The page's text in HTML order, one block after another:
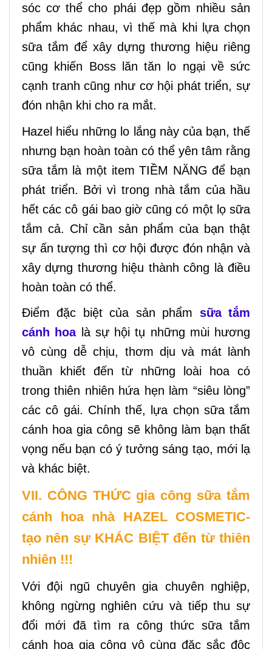
sóc cơ thể cho phái đẹp gồm nhiều sản
phẩm khác nhau, vì thế mà khi lựa chọn
sữa tắm để xây dựng thương hiệu riêng
cũng khiến Boss lăn tăn lo ngại về sức
cạnh tranh cũng như cơ hội phát triển, sự
đón nhận khi cho ra mắt.
Hazel hiểu những lo lắng này của bạn, thế
nhưng bạn hoàn toàn có thể yên tâm rằng
sữa tắm là một item TIỀM NĂNG để bạn
phát triển. Bởi vì trong nhà tắm của hầu
hết các cô gái bao giờ cũng có một lọ sữa
tắm cả. Chỉ cần sản phẩm của bạn thật
sự ấn tượng thì cơ hội được đón nhận và
xây dựng thương hiệu thành công là điều
hoàn toàn có thể.
Điểm đặc biệt của sản phẩm sữa tắm
cánh hoalà sự hội tụ những mùi hương
vô cùng dễ chịu, thơm dịu và mát lành
thuần khiết đến từ những loài hoa có
trong thiên nhiên hứa hẹn làm “siêu lòng”
các cô gái. Chính thế, lựa chọn sữa tắm
cánh hoa gia công sẽ không làm bạn thất
vọng nếu bạn có ý tưởng sáng tạo, mới lạ
và khác biệt.
VII. CÔNG THỨC gia công sữa tắm
cánh hoa nhà HAZEL COSMETIC-
tạo nên sự KHÁC BIỆT đến từ thiên
nhiên !!!
Với đội ngũ chuyên gia chuyên nghiệp,
không ngừng nghiên cứu và tiếp thu sự
đổi mới đã tìm ra công thức sữa tắm
cánh hoa gia công vô cùng đặc sắc độc